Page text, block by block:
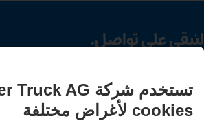
لنبقى على تواصل.